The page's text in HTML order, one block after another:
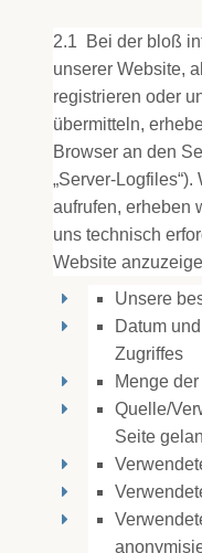
2.1
Bei der bloß
unserer Website,
registrieren oder
übermitteln,
Browser an den
„Server-
aufrufen, erheben
uns technisch
Website
Unsere
Datum
Zugriffes
Menge
Quelle/
Seite